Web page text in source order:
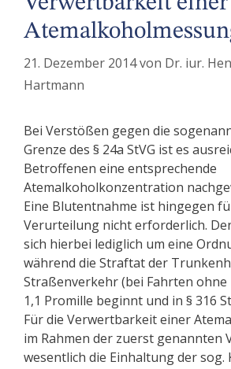
21. Dezember 2014von Dr. iur.
Hartmann
Bei Verstößen gegen die
Grenze des § 24a StVG ist es
Betroffenen eine entsprechende
Atemalkoholkonzentration
Eine Blutentnahme ist hingegen
Verurteilung nicht erforderlich.
sich hierbei lediglich um eine
während die Straftat der
Straßenverkehr (bei Fahrten ohne
1,1 Promille beginnt und in § 316
Für die Verwertbarkeit einer
im Rahmen der zuerst genannten
wesentlich die Einhaltung der